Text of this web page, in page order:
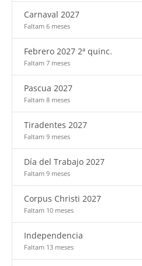
Carnaval 2027
Faltam 6 meses
Febrero 2027 2ª quinc.
Faltam 7 meses
Pascua 2027
Faltam 8 meses
Tiradentes 2027
Faltam 9 meses
Día del Trabajo 2027
Faltam 9 meses
Corpus Christi 2027
Faltam 10 meses
Independencia
Faltam 13 meses